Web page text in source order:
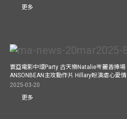
更多
寰亞電影中環Party 古天樂Natalie岑麗香捧場
ANSONBEAN主攻動作片 Hillary盼演虐心愛情
2025-03-20
更多